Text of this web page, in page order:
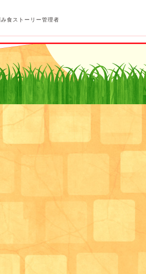
門職によるアセスメント
食管理栄養士との連携
どです。
専門職によるアセスメントについては、通常のご
内容に加えて、機能訓練指導員（看護職）、歯科
施。
ぞれの専門職からのアセスメント内容を踏まえ
訓練指導員（看護職）や歯科衛生士の業務内容
ては以前にブログでご紹介させていただきました
とサロンの歯科衛生士業務♪
くしが行っている管理栄養士のアセスメント内
み食ストーリー管理者